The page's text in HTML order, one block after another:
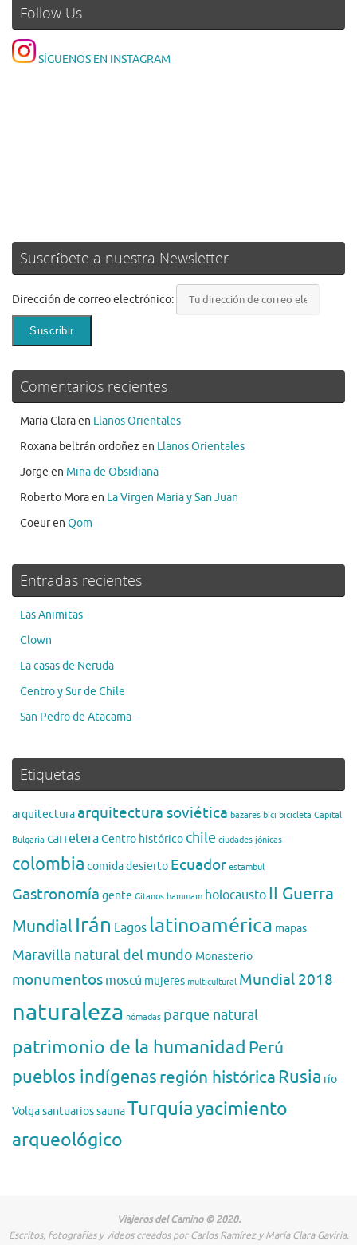
Follow Us
SÍGUENOS EN INSTAGRAM
Suscríbete a nuestra Newsletter
Dirección de correo electrónico:
Comentarios recientes
María Claraen Llanos Orientales
Roxana beltrán ordoñez en Llanos Orientales
Jorge en Mina de Obsidiana
Roberto Moraen La Virgen Maria y San Juan
Coeuren Qom
Entradas recientes
Las Animitas
Clown
La casas de Neruda
Centro y Sur de Chile
San Pedro de Atacama
Etiquetas
arquitecturaarquitectura soviética bazares bici bicicleta Capital
Bulgaria carreteraCentro histórico chile ciudades jónicas
colombia comidadesierto Ecuador estambul
Gastronomía gente Gitanos hammam holocausto II Guerra
MundialIrán Lagos latinoamérica mapas
Maravilla natural del mundo Monasterio
monumentos moscú mujeres multicultural Mundial 2018
naturaleza nómadas parque natural
patrimonio de la humanidad Perú
pueblos indígenasregión históricaRusia río
VolgasantuariossaunaTurquíayacimiento
arqueológico
Viajeros del Camino © 2020.
Escritos, fotografías y videos creados por Carlos Ramírez y María Clara Gaviria.